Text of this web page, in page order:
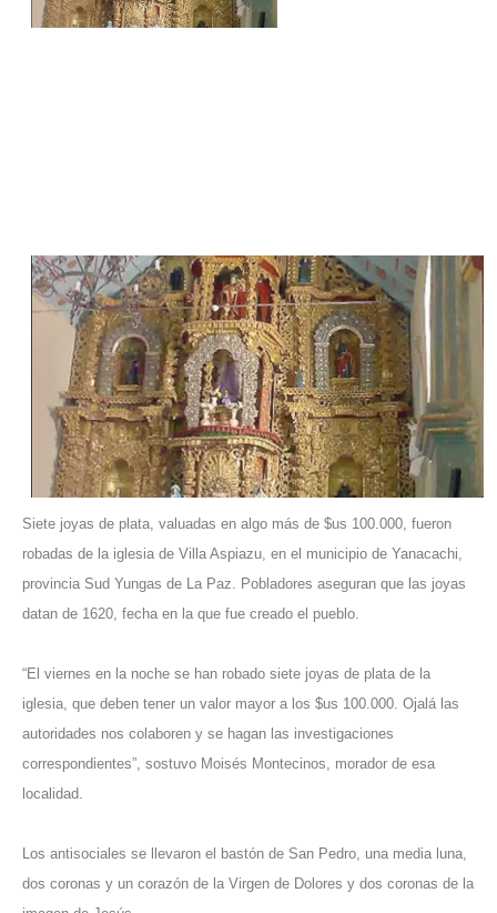
Siete joyas de plata, valuadas en algo más de $us 100.000, fueron
robadas de la iglesia de Villa Aspiazu, en el municipio de Yanacachi,
provincia Sud Yungas de La Paz. Pobladores aseguran que las joyas
datan de 1620, fecha en la que fue creado el pueblo.
“El viernes en la noche se han robado siete joyas de plata de la
iglesia, que deben tener un valor mayor a los $us 100.000. Ojalá las
autoridades nos colaboren y se hagan las investigaciones
correspondientes”, sostuvo Moisés Montecinos, morador de esa
localidad.
Los antisociales se llevaron el bastón de San Pedro, una media luna,
dos coronas y un corazón de la Virgen de Dolores y dos coronas de la